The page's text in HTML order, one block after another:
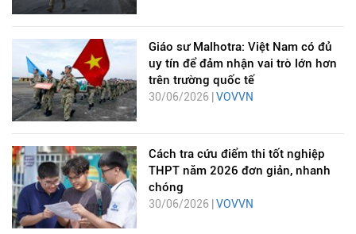
Giáo sư Malhotra: Việt Nam có đủ
uy tín để đảm nhận vai trò lớn hơn
trên trường quốc tế
30/06/2026 |VOVVN
Cách tra cứu điểm thi tốt nghiệp
THPT năm 2026 đơn giản, nhanh
chóng
30/06/2026 | VOVVN